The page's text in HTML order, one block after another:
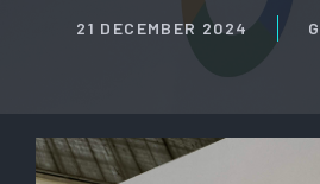
21 DECEMBER 2024